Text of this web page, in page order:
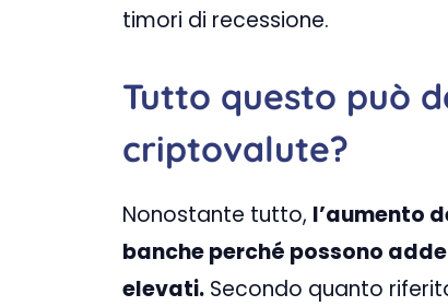
timori di recessione.
Tutto questo può
criptovalute?
Nonostante tutto, l’aumento
banche perché possono
elevati. Secondo quanto